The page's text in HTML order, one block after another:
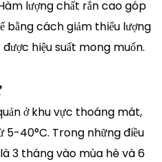
lượng chất rắn cao góp
bằng cách giảm thiểu lượng
hiệu suất mong muốn.
ở khu vực thoáng mát,
40°C. Trong những điều
3 tháng vào mùa hè và 6